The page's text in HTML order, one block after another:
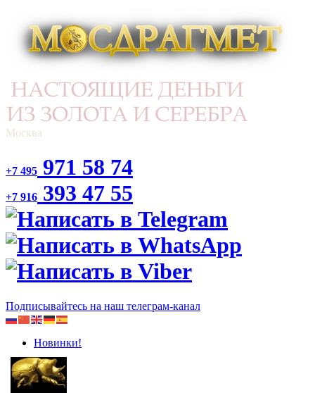
Москва
+7 495 971 58 74
+7 916 393 47 55
Подписывайтесь на наш телеграм-канал
Новинки!